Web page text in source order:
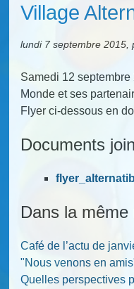
Village
lundi 7 septembre 2015,
Samedi 12
Monde et ses
Flyer ci-dessous en
Documents
Dans la même
Café de l’actu de
"Nous venons en
Quelles perspectives